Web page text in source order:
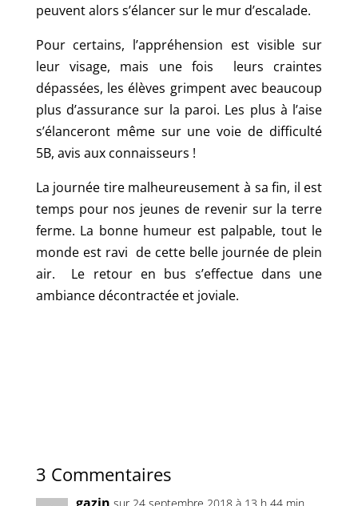
peuvent alors s’élancer sur le mur d’escalade.
Pour certains, l’appréhension est visible sur
leur visage, mais une fois leurs craintes
dépassées, les élèves grimpent avec beaucoup
plus d’assurance sur la paroi. Les plus à l’aise
s’élanceront même sur une voie de difficulté
5B, avis aux connaisseurs !
La journée tire malheureusement à sa fin, il est
temps pour nos jeunes de revenir sur la terre
ferme. La bonne humeur est palpable, tout le
monde est ravi de cette belle journée de plein
air. Le retour en bus s’effectue dans une
ambiance décontractée et joviale.
3 Commentaires